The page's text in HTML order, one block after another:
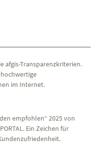
afgis-Transparenzkriterien.
im Internet.
empfohlen“ 2025 von
Ein Zeichen für